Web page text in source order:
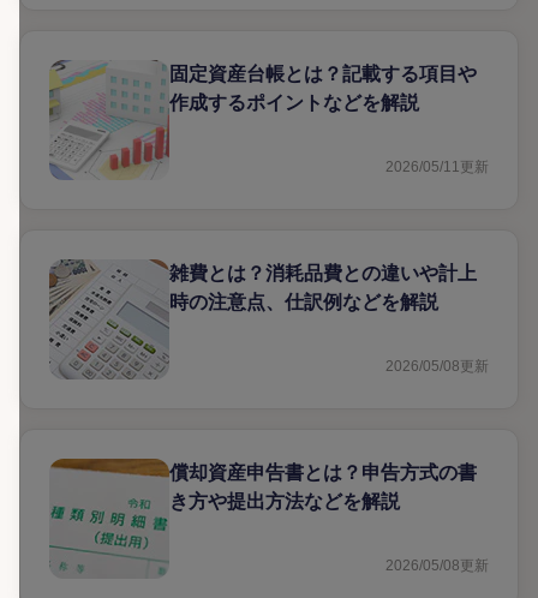
固定資産台帳とは？記載する項目や
作成するポイントなどを解説
2026/05/11更新
雑費とは？消耗品費との違いや計上
時の注意点、仕訳例などを解説
2026/05/08更新
償却資産申告書とは？申告方式の書
き方や提出方法などを解説
2026/05/08更新